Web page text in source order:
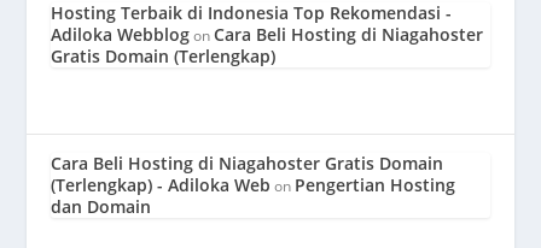
Hosting Terbaik di Indonesia Top Rekomendasi -
Adiloka WebblogonCara Beli Hosting di Niagahoster
Gratis Domain (Terlengkap)
Cara Beli Hosting di Niagahoster Gratis Domain
(Terlengkap) - Adiloka Web on Pengertian Hosting
dan Domain